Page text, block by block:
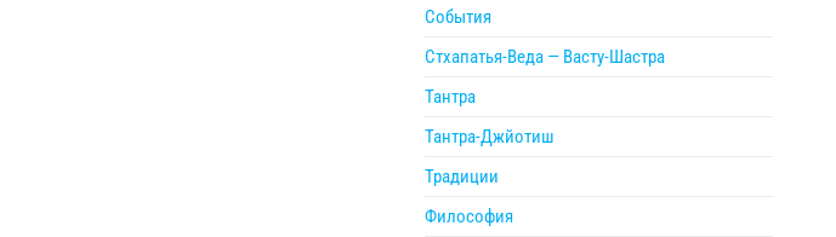
События
Стхапатья-Веда — Васту-Шастра
Тантра
Тантра-Джйотиш
Традиции
Философия